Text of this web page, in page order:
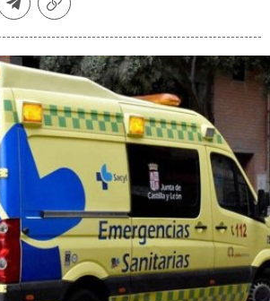
TelegramCopiar